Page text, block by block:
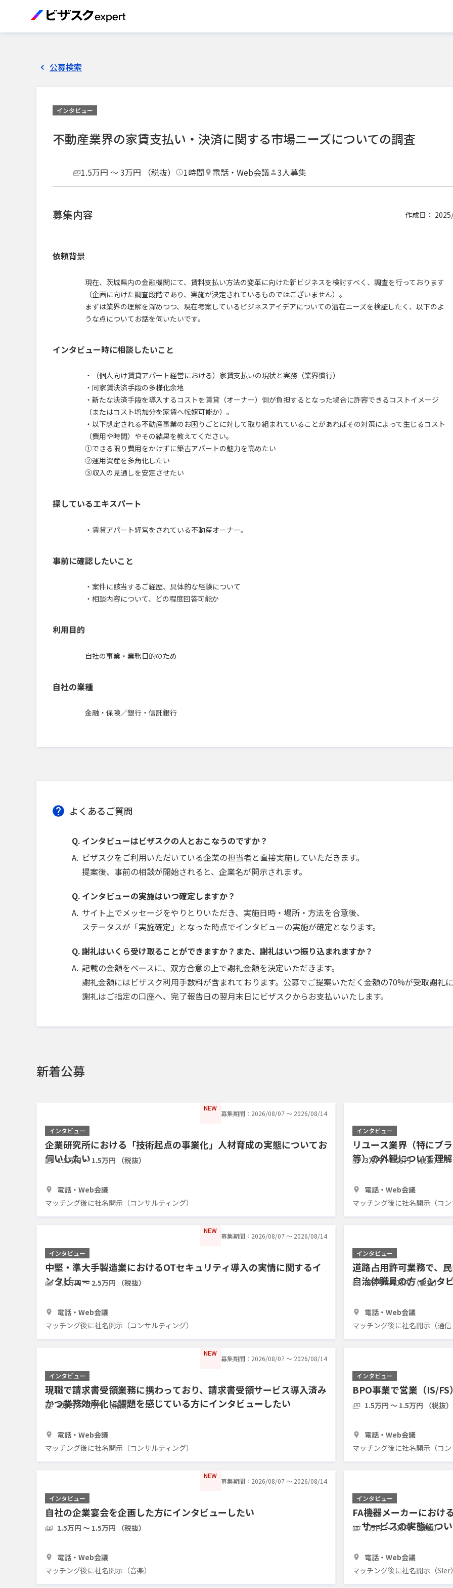
公募検索
インタビュー
不動産業界の家賃支払い・決済に関する市場ニーズについての調査
1.5万円 〜 3万円 （税抜） 1時間 電話・Web会議 3人募集
募集内容 作成日：
依頼背景
現在、茨城県内の金融機関にて、賃料支払い方法の変革に向けた新ビジネスを検討すべく、調査を行っております
（企画に向けた調査段階であり、実施が決定されているものではございません）。
まずは業界の理解を深めつつ、現在考案しているビジネスアイデアについての潜在ニーズを検証したく、以下のよ
うな点についてお話を伺いたいです。
インタビュー時に相談したいこと
・（個人向け賃貸アパート経営における）家賃支払いの現状と実務（業界慣行）
・同家賃決済手段の多様化余地
・新たな決済手段を導入するコストを賃貸（オーナー）側が負担するとなった場合に許容できるコストイメージ
（またはコスト増加分を家賃へ転嫁可能か）。
・以下想定される不動産事業のお困りごとに対して取り組まれていることがあればその対策によって生じるコスト
（費用や時間）やその結果を教えてください。
①できる限り費用をかけずに築古アパートの魅力を高めたい
②運用資産を多角化したい​
③収入の見通しを安定させたい
探しているエキスパート
・賃貸アパート経営をされている不動産オーナー。
事前に確認したいこと
・案件に該当するご経歴、具体的な経験について
・相談内容について、どの程度回答可能か
利用目的
自社の事業・業務目的のため
自社の業種
金融・保険／銀行・信託銀行
よくあるご質問
インタビューはビザスクの人とおこなうのですか？
ビザスクをご利用いただいている企業の担当者と直接実施していただきます。
提案後、事前の相談が開始されると、企業名が開示されます。
インタビューの実施はいつ確定しますか？
サイト上でメッセージをやりとりいただき、実施日時・場所・方法を合意後、
ステータスが「実施確定」となった時点でインタビューの実施が確定となります。
謝礼はいくら受け取ることができますか？また、謝礼はいつ振り込まれますか？
記載の金額をベースに、双方合意の上で謝礼金額を決定いただきます。
謝礼金額にはビザスク利用手数料が含まれております。公募でご提案いただく金額の70%が受取謝礼に
謝礼はご指定の口座へ、完了報告日の翌月末日にビザスクからお支払いいたします。
新着公募
NEW
募集期間：2026/08/07 〜 2026/08/14
インタビュー
企業研究所における「技術起点の事業化」人材育成の実態についてお
伺いしたい
1.5万円 〜 1.5万円 （税抜）
電話・Web会議
マッチング後に社名開示（コンサルティング）
インタビュー
リユース業界（特にブ
等）の外観について理
3万円 〜 5万円 （税抜）
電話・Web会議
マッチング後に社名開示（コン
NEW
募集期間：2026/08/07 〜 2026/08/14
インタビュー
中堅・準大手製造業におけるOTセキュリティ導入の実情に関するイ
ンタビュー
1.5万円 〜 2.5万円 （税抜）
電話・Web会議
マッチング後に社名開示（コンサルティング）
インタビュー
道路占用許可業務で、
自治体職員の方 インタ
4万円 〜 5万円 （税抜）
電話・Web会議
マッチング後に社名開示（通信
NEW
募集期間：2026/08/07 〜 2026/08/14
インタビュー
現職で請求書受領業務に携わっており、請求書受領サービス導入済み
かつ業務効率化に課題を感じている方にインタビューしたい
3万円 〜 5万円 （税抜）
電話・Web会議
マッチング後に社名開示（コンサルティング）
インタビュー
BPO事業で営業（IS/
1.5万円 〜 1.5万円 （税抜）
電話・Web会議
マッチング後に社名開示（コン
NEW
募集期間：2026/08/07 〜 2026/08/14
インタビュー
自社の企業宴会を企画した方にインタビューしたい
1.5万円 〜 1.5万円 （税抜）
電話・Web会議
マッチング後に社名開示（音楽）
インタビュー
FA機器メーカーにおけ
ーサービスの実態につ
3万円 〜 5万円 （税抜）
電話・Web会議
マッチング後に社名開示（SIer）